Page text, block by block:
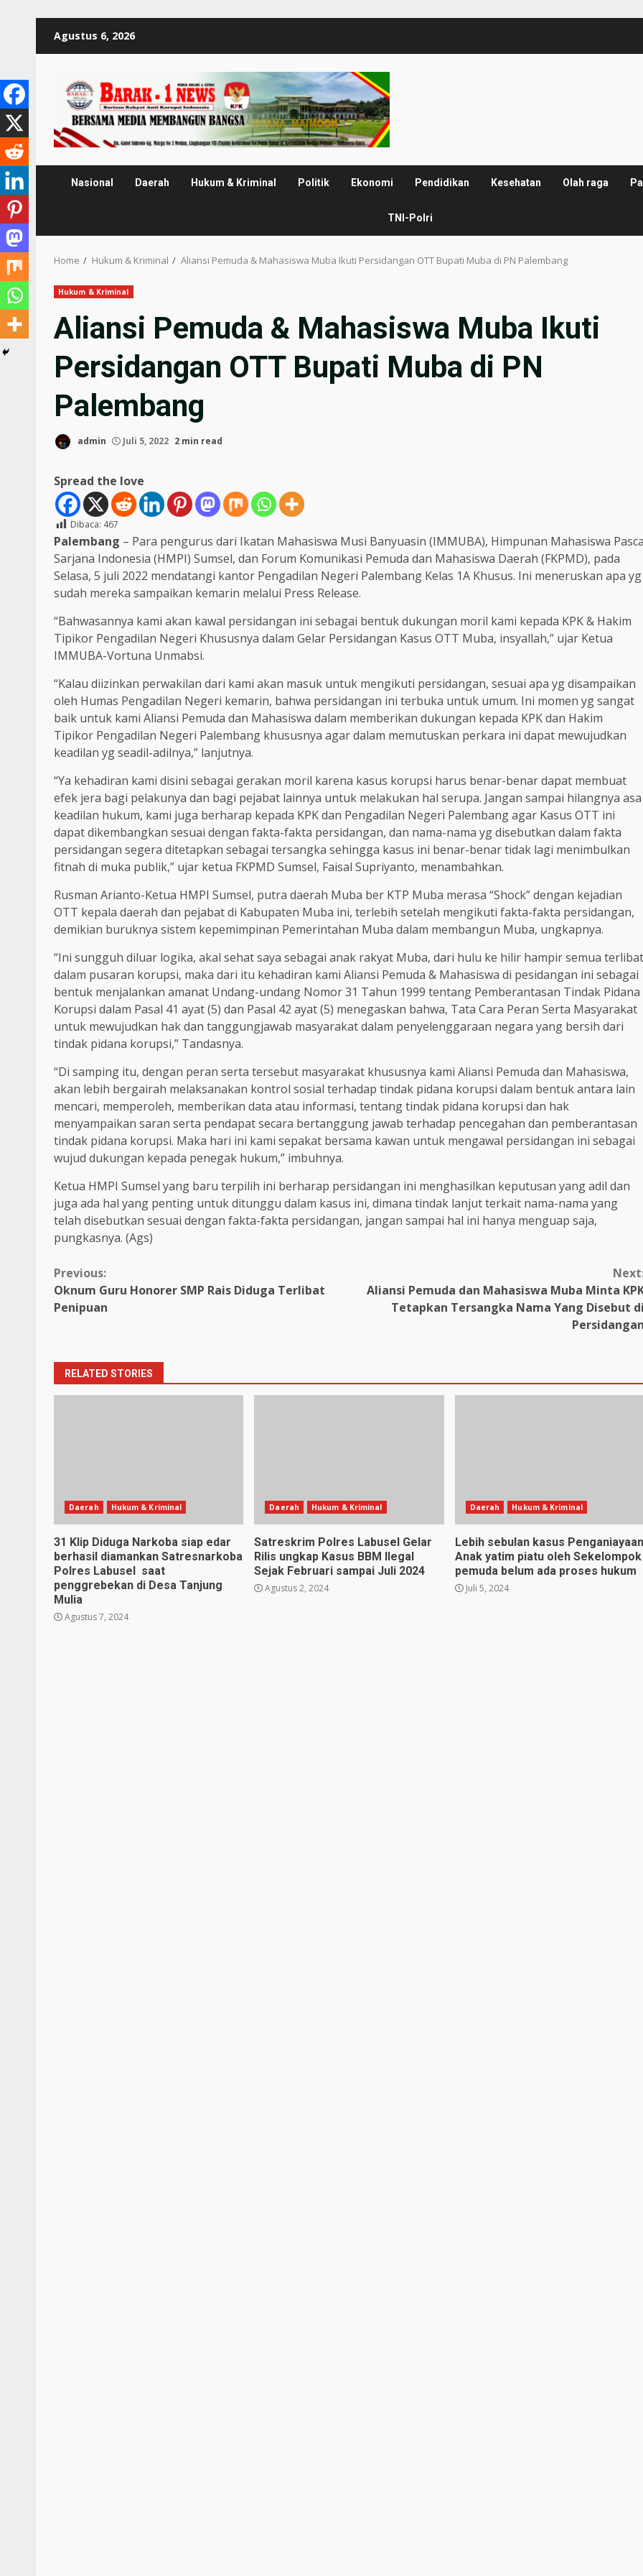
Agustus 6, 2026
Nasional Daerah Hukum & Kriminal Politik Ekonomi Pendidikan Kesehatan Olah raga
TNI-Polri
Home Hukum & Kriminal Aliansi Pemuda & Mahasiswa Muba Ikuti Persidangan OTT Bupati Muba di PN Palembang
Hukum & Kriminal
Aliansi Pemuda & Mahasiswa Muba Ikuti
Persidangan OTT Bupati Muba di PN
Palembang
admin Juli 5, 2022 2 min read
Spread the love
Dibaca: 467
Palembang – Para pengurus dari Ikatan Mahasiswa Musi Banyuasin (IMMUBA), Himpunan Mahasiswa
Sarjana Indonesia (HMPI) Sumsel, dan Forum Komunikasi Pemuda dan Mahasiswa Daerah (FKPMD), pada
Selasa, 5 juli 2022 mendatangi kantor Pengadilan Negeri Palembang Kelas 1A Khusus. Ini meneruskan apa yg
sudah mereka sampaikan kemarin melalui Press Release.
“Bahwasannya kami akan kawal persidangan ini sebagai bentuk dukungan moril kami kepada KPK & Hakim
Tipikor Pengadilan Negeri Khususnya dalam Gelar Persidangan Kasus OTT Muba, insyallah,” ujar Ketua
IMMUBA-Vortuna Unmabsi.
“Kalau diizinkan perwakilan dari kami akan masuk untuk mengikuti persidangan, sesuai apa yg disampaikan
oleh Humas Pengadilan Negeri kemarin, bahwa persidangan ini terbuka untuk umum. Ini momen yg sangat
baik untuk kami Aliansi Pemuda dan Mahasiswa dalam memberikan dukungan kepada KPK dan Hakim
Tipikor Pengadilan Negeri Palembang khususnya agar dalam memutuskan perkara ini dapat mewujudkan
keadilan yg seadil-adilnya,” lanjutnya.
“Ya kehadiran kami disini sebagai gerakan moril karena kasus korupsi harus benar-benar dapat membuat
efek jera bagi pelakunya dan bagi pejabat lainnya untuk melakukan hal serupa. Jangan sampai hilangnya asa
keadilan hukum, kami juga berharap kepada KPK dan Pengadilan Negeri Palembang agar Kasus OTT ini
dapat dikembangkan sesuai dengan fakta-fakta persidangan, dan nama-nama yg disebutkan dalam fakta
persidangan segera ditetapkan sebagai tersangka sehingga kasus ini benar-benar tidak lagi menimbulkan
fitnah di muka publik,” ujar ketua FKPMD Sumsel, Faisal Supriyanto, menambahkan.
Rusman Arianto-Ketua HMPI Sumsel, putra daerah Muba ber KTP Muba merasa “Shock” dengan kejadian
OTT kepala daerah dan pejabat di Kabupaten Muba ini, terlebih setelah mengikuti fakta-fakta persidangan,
demikian buruknya sistem kepemimpinan Pemerintahan Muba dalam membangun Muba, ungkapnya.
“Ini sungguh diluar logika, akal sehat saya sebagai anak rakyat Muba, dari hulu ke hilir hampir semua terlibat
dalam pusaran korupsi, maka dari itu kehadiran kami Aliansi Pemuda & Mahasiswa di pesidangan ini sebagai
bentuk menjalankan amanat Undang-undang Nomor 31 Tahun 1999 tentang Pemberantasan Tindak Pidana
Korupsi dalam Pasal 41 ayat (5) dan Pasal 42 ayat (5) menegaskan bahwa, Tata Cara Peran Serta Masyarakat
untuk mewujudkan hak dan tanggungjawab masyarakat dalam penyelenggaraan negara yang bersih dari
tindak pidana korupsi,” Tandasnya.
“Di samping itu, dengan peran serta tersebut masyarakat khususnya kami Aliansi Pemuda dan Mahasiswa,
akan lebih bergairah melaksanakan kontrol sosial terhadap tindak pidana korupsi dalam bentuk antara lain
mencari, memperoleh, memberikan data atau informasi, tentang tindak pidana korupsi dan hak
menyampaikan saran serta pendapat secara bertanggung jawab terhadap pencegahan dan pemberantasan
tindak pidana korupsi. Maka hari ini kami sepakat bersama kawan untuk mengawal persidangan ini sebagai
wujud dukungan kepada penegak hukum,” imbuhnya.
Ketua HMPI Sumsel yang baru terpilih ini berharap persidangan ini menghasilkan keputusan yang adil dan
juga ada hal yang penting untuk ditunggu dalam kasus ini, dimana tindak lanjut terkait nama-nama yang
telah disebutkan sesuai dengan fakta-fakta persidangan, jangan sampai hal ini hanya menguap saja,
pungkasnya. (Ags)
Continue
Reading
Previous:
Oknum Guru Honorer SMP Rais Diduga Terlibat
Penipuan
Aliansi Pemuda dan Mahasiswa Muba Minta
Tetapkan Tersangka Nama Yang Disebut
RELATED STORIES
Daerah Hukum & Kriminal
31 Klip Diduga Narkoba siap edar
berhasil diamankan Satresnarkoba
Polres Labusel saat
penggrebekan di Desa Tanjung
Mulia
Agustus 7, 2024
Daerah Hukum & Kriminal
Satreskrim Polres Labusel Gelar
Rilis ungkap Kasus BBM Ilegal
Sejak Februari sampai Juli 2024
Agustus 2, 2024
Daerah Hukum & Kriminal
Lebih sebulan kasus Penganiayaan
Anak yatim piatu oleh Sekelompok
pemuda belum ada proses hukum
Juli 5, 2024